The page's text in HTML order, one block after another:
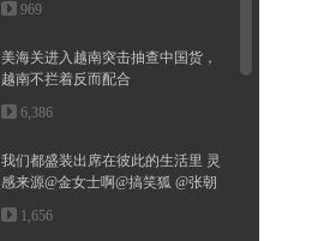
969
美海关进入越南突击抽查中国货，
越南不拦着反而配合
6,386
我们都盛装出席在彼此的生活里 灵
感来源@金女士啊@搞笑狐 @张朝
阳
1,656